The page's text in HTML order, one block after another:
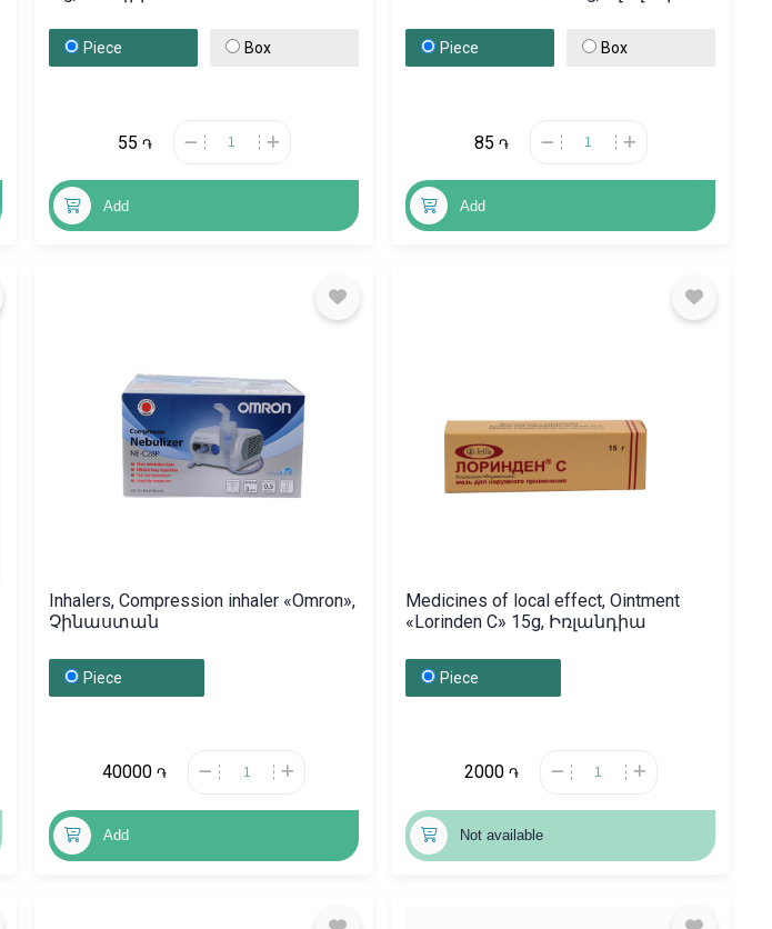
Piece Box
55 ֏
Add
Piece Box
85 ֏
Add
Inhalers, Compression inhaler «Omron»,
Չինաստան
Piece
40000 ֏
Add
Medicines of local effect, Ointment
«Lorinden C» 15g, Իռլանդիա
Piece
2000 ֏
Not available